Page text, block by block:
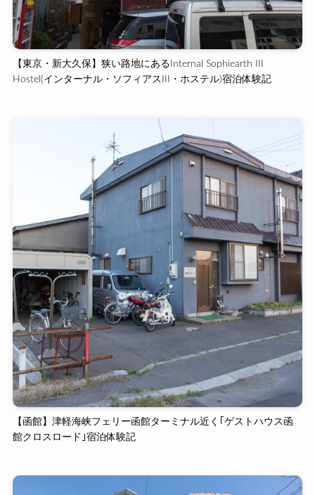
【東京・新大久保】狭い路地にあるInternal Sophiearth III
Hostel(インターナル・ソフィアスIII・ホステル)宿泊体験記
【函館】津軽海峡フェリー函館ターミナル近く｢ゲストハウス函
館クロスロード｣宿泊体験記